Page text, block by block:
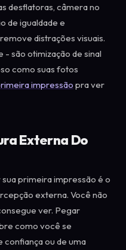
desflatoras, câmera no
de igualdade e
distrações visuais.
- são otimização de sinal
como suas fotos
impressão pra ver
Externa Do
primeira impressão é o
externa. Você não
ver. Pegar
como você se
confiança ou de uma